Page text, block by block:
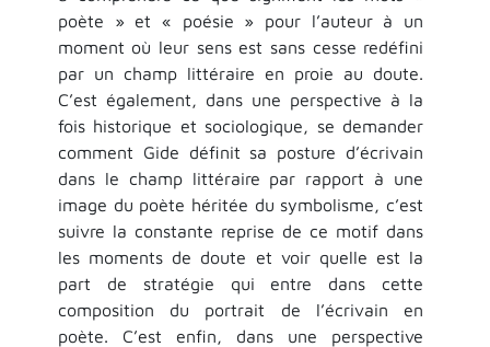
poète » et « poésie » pour l’auteur à un
moment où leur sens est sans cesse redéfini
par un champ littéraire en proie au doute.
C’est également, dans une perspective à la
fois historique et sociologique, se demander
comment Gide définit sa posture d’écrivain
dans le champ littéraire par rapport à une
image du poète héritée du symbolisme, c’est
suivre la constante reprise de ce motif dans
les moments de doute et voir quelle est la
part de stratégie qui entre dans cette
composition du portrait de l’écrivain en
poète. C’est enfin, dans une perspective